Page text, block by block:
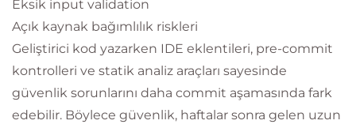
Eksik input validation
Açık kaynak bağımlılık riskleri
Geliştirici kod yazarken IDE eklentileri, pre-commit
kontrolleri ve statik analiz araçları sayesinde
güvenlik sorunlarını daha commit aşamasında fark
edebilir. Böylece güvenlik, haftalar sonra gelen uzun